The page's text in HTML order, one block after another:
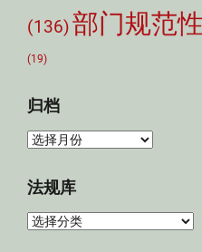
(136)部门规范
(19)
归档
归
法规库
法